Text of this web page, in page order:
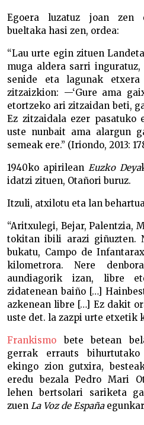
Egoera luzatuz joan zen
bueltaka hasi zen, ordea:
“Lau urte egin zituen
muga aldera sarri inguratuz,
senide eta lagunak
zitzaizkion: —‘Gure ama
etortzeko ari zitzaidan beti,
Ez zitzaidala ezer pasatuko
uste nunbait ama alargun
semeak ere.” (Iriondo, 2013:
1940ko apirilean Euzko Deya
idatzi zituen, Otañori buruz.
Itzuli, atxilotu eta lan
“Aritxulegi, Bejar, Palentzia,
tokitan ibili arazi giñuzten.
bukatu, Campo de
kilometrora. Nere
aundiagorik izan, libre
zidatenean baiño […]
azkenean libre […] Ez dakit
uste det. la zazpi urte etxetik
Frankismo bete betean
gerrak errauts bihurtutako
ekingo zion gutxira,
eredu bezala Pedro Mari
lehen bertsolari sariketa
zuen La Voz de España